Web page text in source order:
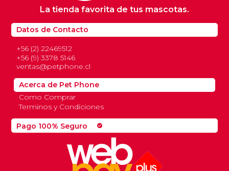
Pago 100% Seguro check_circle
Datos de Contacto
+56 (2) 22469512
+56 (9) 3378 5146
ventas@petphone.cl
La tienda favorita de tus mascotas.
Acerca de Pet Phone
Como Comprar
Terminos y Condiciones